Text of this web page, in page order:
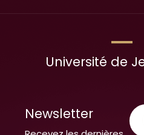
Université de
Newsletter